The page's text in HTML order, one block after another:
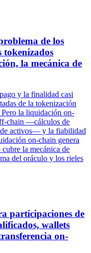
de los
tokenizados
la mecánica de
y la finalidad casi
de la tokenización
la liquidación on-
chain —cálculos de
de activos— y la fiabilidad
on-chain genera
la mecánica de
del oráculo y los rieles
participaciones de
wallets
on-